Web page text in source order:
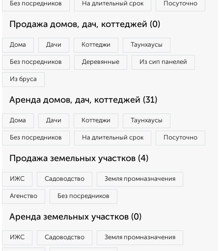
Без посредников На длительный срок Посуточно
Продажа домов, дач, коттеджей (0)
Дома Дачи Коттеджи Таунхаусы
Без посредников Деревянные Из сип панелей
Из бруса
Аренда домов, дач, коттеджей (31)
Дома Дачи Коттеджи Таунхаусы
Без посредников На длительный срок Посуточно
Продажа земельных участков (4)
ИЖС Садоводство Земля промназначения
Агенство Без посредников
Аренда земельных участков (0)
ИЖС Садоводство Земля промназначения